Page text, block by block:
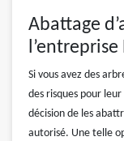
Abattage
l’entreprise
Si vous avez des
des risques pour
décision de les
autorisé. Une telle